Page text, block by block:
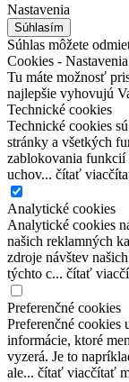
Nastavenia
Súhlasím
Súhlas môžete
Cookies - Nastavenia
Tu máte možnosť
najlepšie vyhovujú
Technické cookies
Technické cookies
stránky a všetkých
zablokovania funkcií
uchov... čítať viac
Analytické cookies
Analytické cookies
našich reklamných
zdroje návštev
týchto c... čítať viac
Preferenčné cookies
Preferenčné cookies
informácie, ktoré
vyzerá. Je to
ale... čítať viacčítať